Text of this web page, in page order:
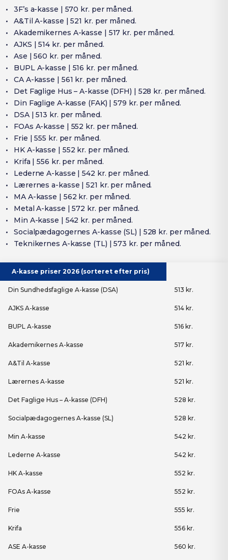
3F’s a-kasse | 570 kr. per måned.
A&Til A-kasse | 521 kr. per måned.
Akademikernes A-kasse | 517 kr. per måned.
AJKS | 514 kr. per måned.
Ase | 560 kr. per måned.
BUPL A-kasse | 516 kr. per måned.
CA A-kasse | 561 kr. per måned.
Det Faglige Hus – A-kasse (DFH) | 528 kr. per måned.
Din Faglige A-kasse (FAK) | 579 kr. per måned.
DSA | 513 kr. per måned.
FOAs A-kasse | 552 kr. per måned.
Frie | 555 kr. per måned.
HK A-kasse | 552 kr. per måned.
Krifa | 556 kr. per måned.
Lederne A-kasse | 542 kr. per måned.
Lærernes a-kasse | 521 kr. per måned.
MA A-kasse | 562 kr. per måned.
Metal A-kasse | 572 kr. per måned.
Min A-kasse | 542 kr. per måned.
Socialpædagogernes A-kasse (SL) | 528 kr. per måned.
Teknikernes A-kasse (TL) | 573 kr. per måned.
A-kasse priser 2026 (sorteret efter pris)
Din Sundhedsfaglige A-kasse (DSA) 513 kr.
AJKS A-kasse 514 kr.
BUPL A-kasse 516 kr.
Akademikernes A-kasse 517 kr.
A&Til A-kasse 521 kr.
Lærernes A-kasse 521 kr.
Det Faglige Hus – A-kasse (DFH) 528 kr.
Socialpædagogernes A-kasse (SL) 528 kr.
Min A-kasse 542 kr.
Lederne A-kasse 542 kr.
HK A-kasse 552 kr.
FOAs A-kasse 552 kr.
Frie 555 kr.
Krifa 556 kr.
ASE A-kasse 560 kr.